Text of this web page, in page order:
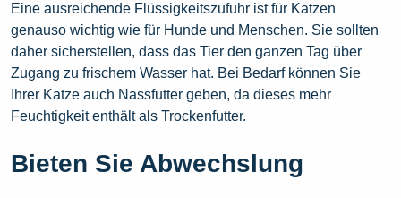
Eine ausreichende Flüssigkeitszufuhr ist für Katzen
genauso wichtig wie für Hunde und Menschen. Sie sollten
daher sicherstellen, dass das Tier den ganzen Tag über
Zugang zu frischem Wasser hat. Bei Bedarf können Sie
Ihrer Katze auch Nassfutter geben, da dieses mehr
Feuchtigkeit enthält als Trockenfutter.
Bieten Sie Abwechslung